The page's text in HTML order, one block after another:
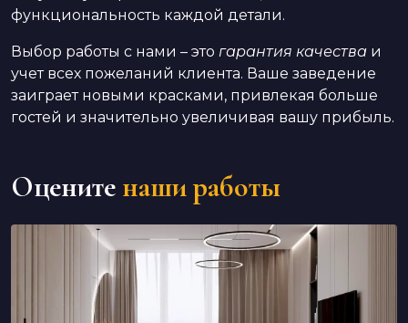
функциональность каждой детали.
Выбор работы с нами – это гарантия качества и
учет всех пожеланий клиента. Ваше заведение
заиграет новыми красками, привлекая больше
гостей и значительно увеличивая вашу прибыль.
Оцените наши работы